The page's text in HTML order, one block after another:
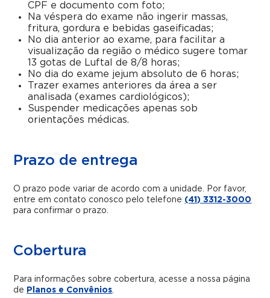
CPF e documento com foto;
Na véspera do exame não ingerir massas,
fritura, gordura e bebidas gaseificadas;
No dia anterior ao exame, para facilitar a
visualização da região o médico sugere tomar
13 gotas de Luftal de 8/8 horas;
No dia do exame jejum absoluto de 6 horas;
Trazer exames anteriores da área a ser
analisada (exames cardiológicos);
Suspender medicações apenas sob
orientações médicas.
Prazo de entrega
O prazo pode variar de acordo com a unidade. Por favor,
entre em contato conosco pelo telefone (41) 3312-3000
para confirmar o prazo.
Cobertura
Para informações sobre cobertura, acesse a nossa página
de Planos e Convênios.